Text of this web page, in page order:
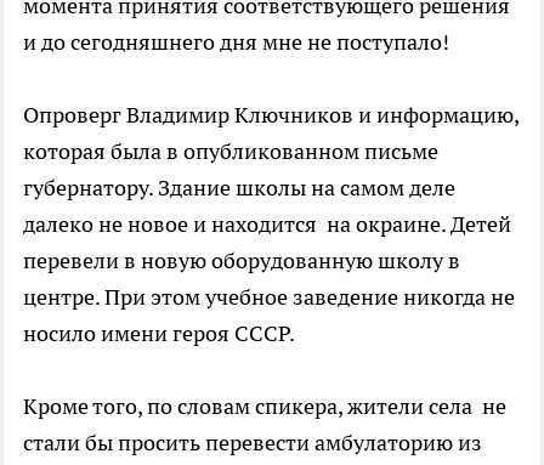
и до сегодняшнего дня мне не поступало!
Опроверг Владимир Ключников и информацию,
которая была в опубликованном письме
губернатору. Здание школы на самом деле
далеко не новое и находится на окраине. Детей
перевели в новую оборудованную школу в
центре. При этом учебное заведение никогда не
носило имени героя СССР.
Кроме того, по словам спикера, жители села не
стали бы просить перевести амбулаторию из